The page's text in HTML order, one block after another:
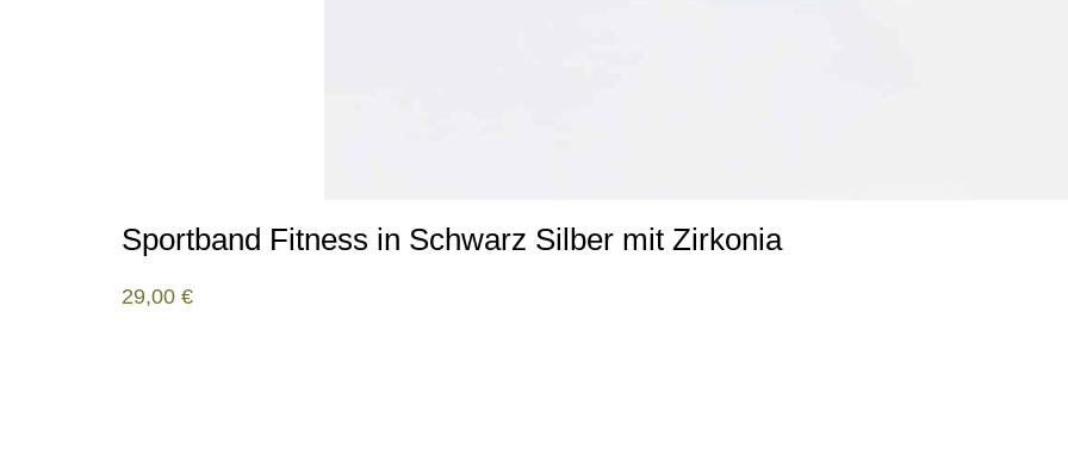
Sportband Fitness in Schwarz Silber mit Zirkonia
29,00 €